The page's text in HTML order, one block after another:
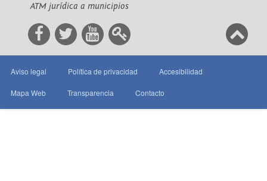
ATM jurídica a municipios
Aviso legal Política de privacidad Accesibilidad
Mapa Web Transparencia Contacto